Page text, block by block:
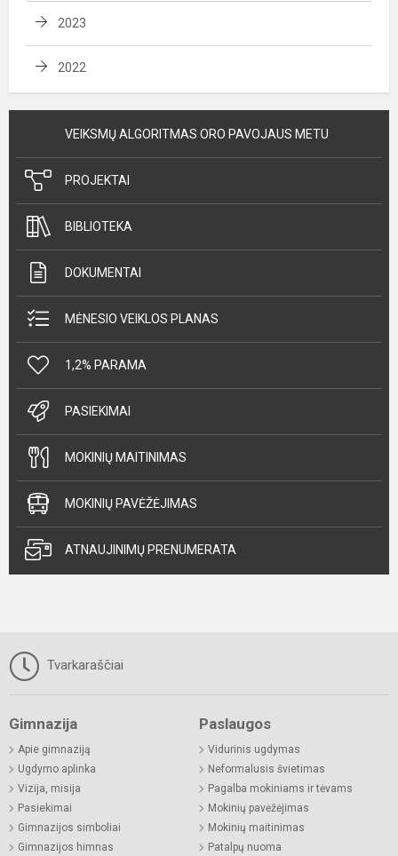
2023
2022
VEIKSMŲ ALGORITMAS ORO PAVOJAUS METU
PROJEKTAI
BIBLIOTEKA
DOKUMENTAI
MĖNESIO VEIKLOS PLANAS
1,2% PARAMA
PASIEKIMAI
MOKINIŲ MAITINIMAS
MOKINIŲ PAVĖŽĖJIMAS
ATNAUJINIMŲ PRENUMERATA
Tvarkaraščiai
Gimnazija
Apie gimnaziją
Ugdymo aplinka
Vizija, misija
Pasiekimai
Gimnazijos simboliai
Gimnazijos himnas
Paslaugos
Vidurinis ugdymas
Neformalusis švietimas
Pagalba mokiniams ir tėvams
Mokinių pavėžėjimas
Mokinių maitinimas
Patalpų nuoma